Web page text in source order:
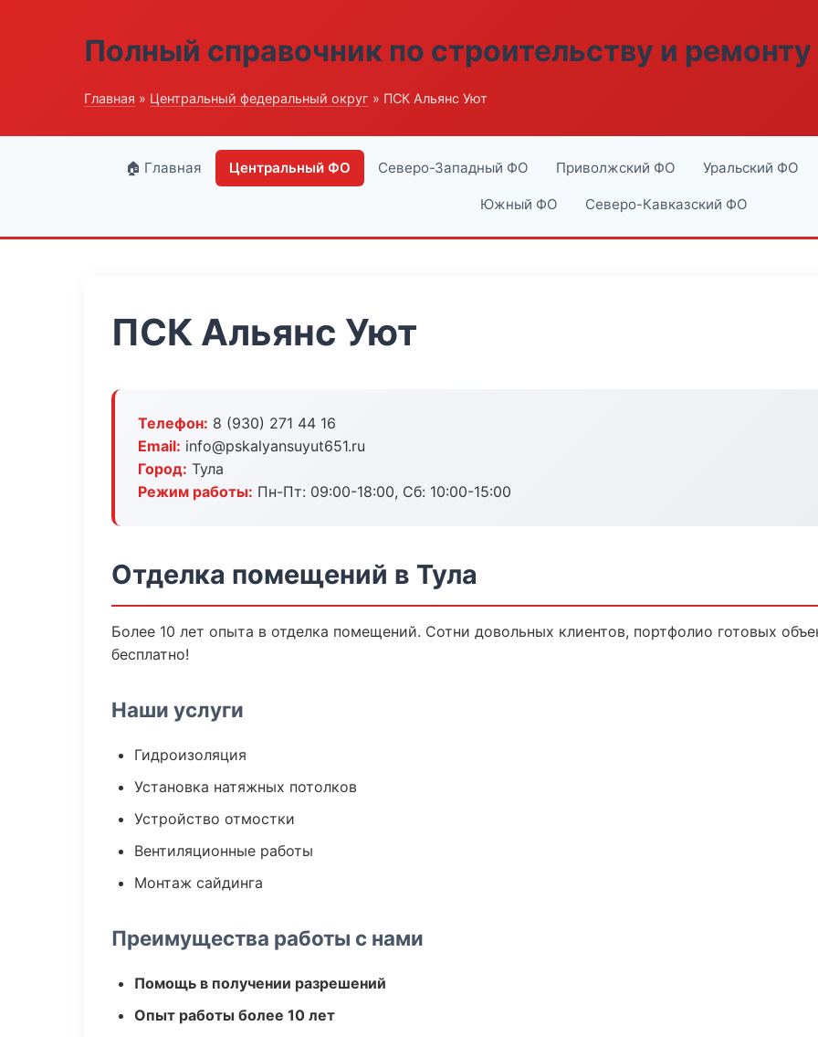
Полный справочник по строительству и ремонту
Главная » Центральный федеральный округ » ПСК Альянс Уют
🏠 Главная Центральный ФО Северо-Западный ФО Приволжский ФО Уральский ФО
Южный ФО Северо-Кавказский ФО
ПСК Альянс Уют
Телефон: 8 (930) 271 44 16
Email: info@pskalyansuyut651.ru
Город: Тула
Режим работы: Пн-Пт: 09:00-18:00, Сб: 10:00-15:00
Отделка помещений в Тула
Более 10 лет опыта в отделка помещений. Сотни довольных клиентов, портфолио готовых
бесплатно!
Наши услуги
Гидроизоляция
Установка натяжных потолков
Устройство отмостки
Вентиляционные работы
Монтаж сайдинга
Преимущества работы с нами
Помощь в получении разрешений
Опыт работы более 10 лет